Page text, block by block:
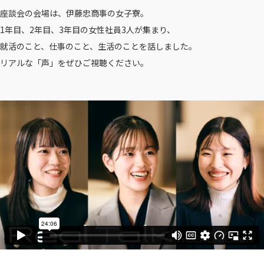
座談会の会場は、伊藤忠商事の女子寮。
1年目、2年目、3年目の女性社員3人が集まり、
就活のこと、仕事のこと、生活のことを話しました。
リアルな「声」をぜひご視聴ください。